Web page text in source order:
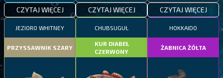
CZYTAJ WIĘCEJ CZYTAJ WIĘCEJ CZYTAJ WIĘCEJ
JEZIORO WHITNEY
PRZYSSAWNIK SZARY
CHUBSUGUŁ
KUR DIABEŁ
CZERWONY
HOKKAIDO
ŻABNICA ŻÓŁTA